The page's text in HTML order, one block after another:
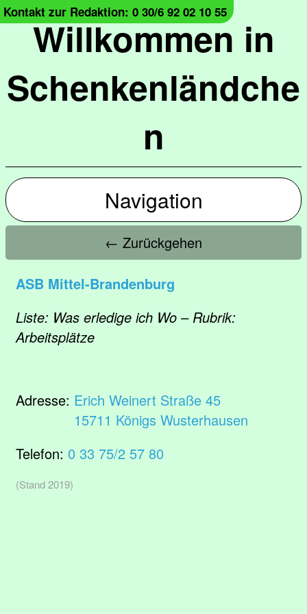
Willkommen in
Schenkenländche
n
Kontakt zur Redaktion: 0 30/6 92 02 10 55
Navigation
← Zurückgehen
ASB Mittel-Brandenburg
Liste: Was erledige ich Wo – Rubrik:
Arbeitsplätze
Adresse: Erich Weinert Straße 45
15711 Königs Wusterhausen
Telefon: 0 33 75/2 57 80
(Stand 2019)